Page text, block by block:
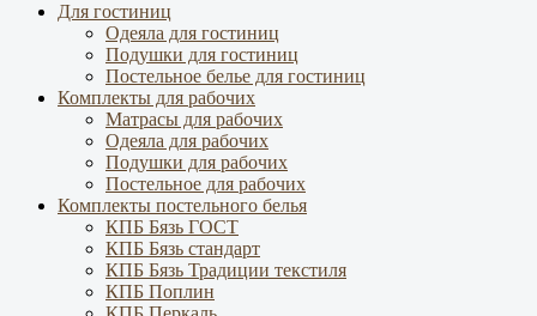
Для гостиниц
Одеяла для гостиниц
Подушки для гостиниц
Постельное белье для гостиниц
Комплекты для рабочих
Матрасы для рабочих
Одеяла для рабочих
Подушки для рабочих
Постельное для рабочих
Комплекты постельного белья
КПБ Бязь ГОСТ
КПБ Бязь стандарт
КПБ Бязь Традиции текстиля
КПБ Поплин